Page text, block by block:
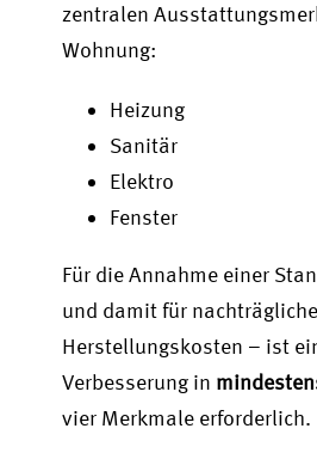
zentralen
Wohnung:
Heizung
Sanitär
Elektro
Fenster
Für die Annahme einer
und damit für nachträgliche
Herstellungskosten – ist
Verbesserung in
vier Merkmale erforderlich.